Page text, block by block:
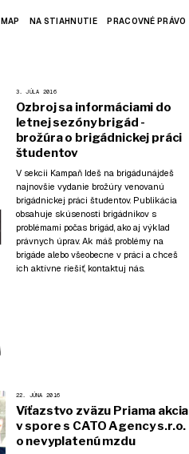
MAP NA STIAHNUTIE PRACOVNÉ PRÁVO
3. JÚLA 2016
Ozbroj sa informáciami do
letnej sezóny brigád -
brožúra o brigádnickej práci
študentov
V sekcii Kampaň Ideš na brigádunájdeš
najnovšie vydanie brožúry venovanú
brigádnickej práci študentov. Publikácia
obsahuje skúsenosti brigádnikov s
problémami počas brigád, ako aj výklad
právnych úprav. Ak máš problémy na
brigáde alebo všeobecne v práci a chceš
ich aktívne riešiť, kontaktuj nás.
22. JÚNA 2016
Víťazstvo zväzu Priama akcia
v spore s CATO Agency s.r.o.
o nevyplatenú mzdu